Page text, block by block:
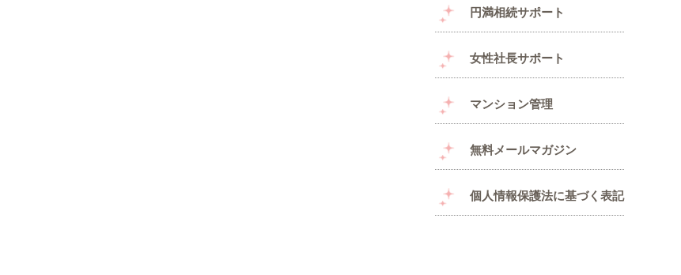
円満相続サポート
女性社長サポート
マンション管理
無料メールマガジン
個人情報保護法に基づく表記